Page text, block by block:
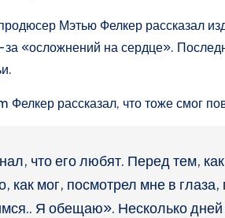
Мэтью Фелкер рассказал
за «осложнений на сердце».
Фелкер рассказал, что тоже смог
что его любят. Перед тем,
как мог, посмотрел мне в
Я обещаю». Несколько дней